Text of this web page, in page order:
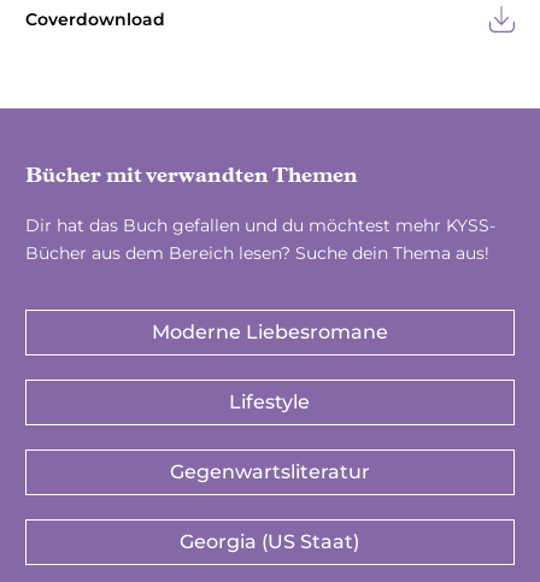
Coverdownload
Bücher mit verwandten Themen
Dir hat das Buch gefallen und du möchtest mehr KYSS-
Bücher aus dem Bereich lesen? Suche dein Thema aus!
Moderne Liebesromane
Lifestyle
Gegenwartsliteratur
Georgia (US Staat)